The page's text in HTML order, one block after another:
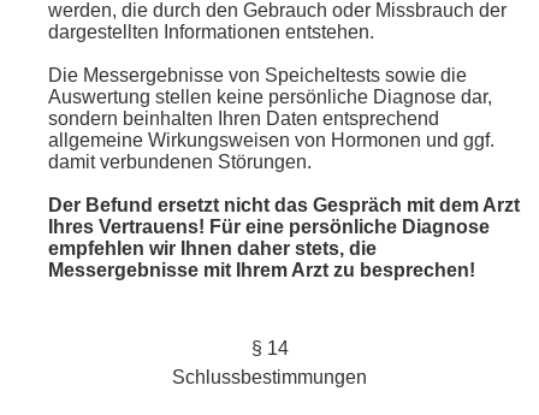
werden, die durch den Gebrauch oder Missbrauch der
dargestellten Informationen entstehen.
Die Messergebnisse von Speicheltests sowie die
Auswertung stellen keine persönliche Diagnose dar,
sondern beinhalten Ihren Daten entsprechend
allgemeine Wirkungsweisen von Hormonen und ggf.
damit verbundenen Störungen.
Der Befund ersetzt nicht das Gespräch mit dem Arzt
Ihres Vertrauens! Für eine persönliche Diagnose
empfehlen wir Ihnen daher stets, die
Messergebnisse mit Ihrem Arzt zu besprechen!
§ 14
Schlussbestimmungen